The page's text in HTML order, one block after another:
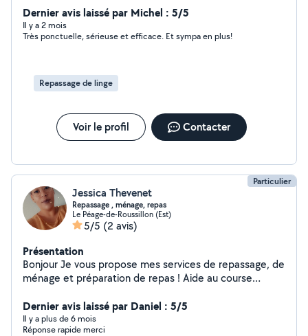
Dernier avis laissé par Michel : 5/5
Il y a 2 mois
Très ponctuelle, sérieuse et efficace. Et sympa en plus!
Repassage de linge
Voir le profil Contacter
Particulier
Jessica Thevenet
Repassage , ménage, repas
Le Péage-de-Roussillon (Est)
5/5 (2 avis)
Présentation
Bonjour Je vous propose mes services de repassage, de
ménage et préparation de repas ! Aide au course
personne Je suis disponible N'hésitez pas à me
contacter
Dernier avis laissé par Daniel : 5/5
Il y a plus de 6 mois
Réponse rapide merci